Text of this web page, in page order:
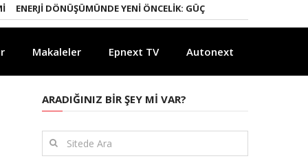
DÖNÜŞÜMÜNDE YENI ÖNCELIK: GÜÇLÜ ELEKTRIK ŞEBEKELERI
Makaleler Epnext TV Autonext
ARADIĞINIZ BIR ŞEY MI VAR?